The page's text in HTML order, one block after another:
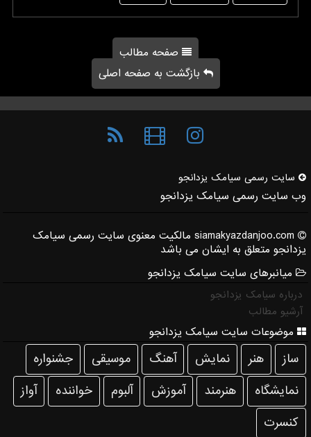
صفحه مطالب
بازگشت به صفحه اصلی
سایت رسمی سیامك یزدانجو
وب سایت رسمی سیامک یزدانجو
siamakyazdanjoo.com مالکیت معنوی سایت رسمی سیامک
یزدانجو متعلق به ایشان می باشد
میانبرهای سایت سیامک یزدانجو
درباره سیامک یزدانجو
آرشیو مطالب
موضوعات سایت سیامک یزدانجو
ساز هنر نمایش آهنگ موسیقی
جشنواره
نمایشگاه
هنرمند آموزش آلبوم خواننده
آواز
كنسرت